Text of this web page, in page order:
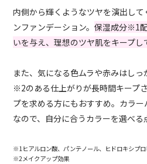
内側から輝くようなツヤを演出し
ンファンデーション。保湿成分※1
いを与え、理想のツヤ肌をキープし
また、気になる色ムラや赤みはし
※2のある仕上がりが長時間キープ
プを求める方にもおすすめ。カラ
なので、自分に合うカラーを選べる
※1ヒアルロン酸、パンテノール、ヒドロキシプ
※2メイクアップ効果